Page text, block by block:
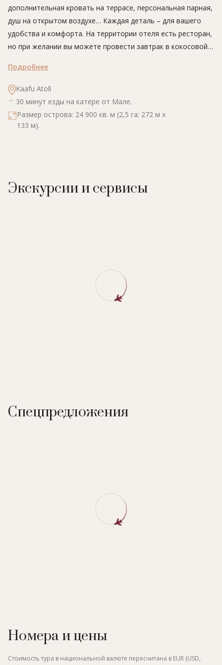
дополнительная кровать на террасе, персональная парная,
душ на открытом воздухе… Каждая деталь – для вашего
удобства и комфорта. На территории отеля есть ресторан,
но при желании вы можете провести завтрак в кокосовой
откуда удобно наблюдать за закатом.
Naladhu Private Island Maldives – идеальное место для
поклонников активного отдыха. Здесь представлен весь
спектр услуг и развлечений, которые соответствуют
отелям высокого класса. Вы можете отправиться на
Подробнее
Kaafu Atoll
30 минут езды на катере от Мале.
Размер острова: 24 900 кв. м (2,5 га: 272 м х
133 м).
Экскурсии и сервисы
Спецпредложения
Номера и цены
Стоимость тура в национальной валюте пересчитана в EUR (USD,